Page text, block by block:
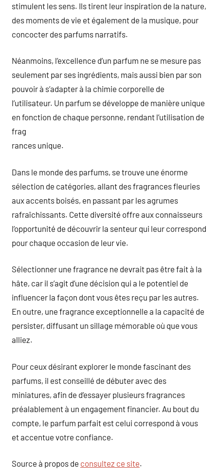
stimulent les sens. Ils tirent leur inspiration de la nature,
des moments de vie et également de la musique, pour
concocter des parfums narratifs.
Néanmoins, l’excellence d’un parfum ne se mesure pas
seulement par ses ingrédients, mais aussi bien par son
pouvoir à s’adapter à la chimie corporelle de
l’utilisateur. Un parfum se développe de manière unique
en fonction de chaque personne, rendant l’utilisation de
frag
rances unique.
Dans le monde des parfums, se trouve une énorme
sélection de catégories, allant des fragrances fleuries
aux accents boisés, en passant par les agrumes
rafraîchissants. Cette diversité offre aux connaisseurs
l’opportunité de découvrir la senteur qui leur correspond
pour chaque occasion de leur vie.
Sélectionner une fragrance ne devrait pas être fait à la
hâte, car il s’agit d’une décision qui a le potentiel de
influencer la façon dont vous êtes reçu par les autres.
En outre, une fragrance exceptionnelle a la capacité de
persister, diffusant un sillage mémorable où que vous
alliez.
Pour ceux désirant explorer le monde fascinant des
parfums, il est conseillé de débuter avec des
miniatures, afin de d’essayer plusieurs fragrances
préalablement à un engagement financier. Au bout du
compte, le parfum parfait est celui correspond à vous
et accentue votre confiance.
Source à propos de consultez ce site.